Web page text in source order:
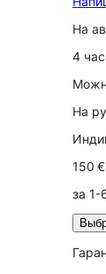
На
4
На
150 €
за 1-